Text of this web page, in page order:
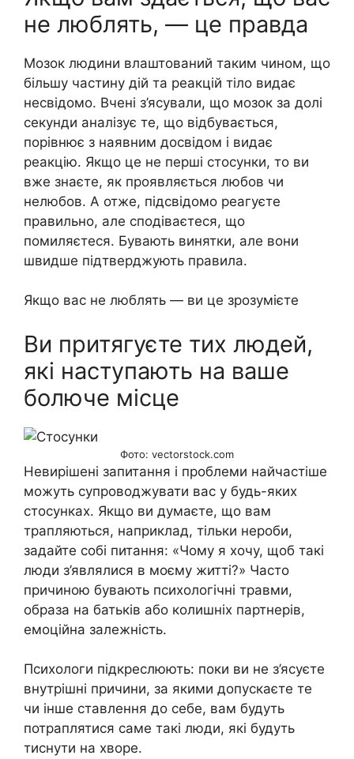
не люблять, — це правда
Мозок людини влаштований таким чином, що
більшу частину дій та реакцій тіло видає
несвідомо. Вчені з’ясували, що мозок за долі
секунди аналізує те, що відбувається,
порівнює з наявним досвідом і видає
реакцію. Якщо це не перші стосунки, то ви
вже знаєте, як проявляється любов чи
нелюбов. А отже, підсвідомо реагуєте
правильно, але сподіваєтеся, що
помиляєтеся. Бувають винятки, але вони
швидше підтверджують правила.
Якщо вас не люблять — ви це зрозумієте
Ви притягуєте тих людей,
які наступають на ваше
болюче місце
Фото: vectorstock.com
Невирішені запитання і проблеми найчастіше
можуть супроводжувати вас у будь-яких
стосунках. Якщо ви думаєте, що вам
трапляються, наприклад, тільки нероби,
задайте собі питання: «Чому я хочу, щоб такі
люди з’являлися в моєму житті?» Часто
причиною бувають психологічні травми,
образа на батьків або колишніх партнерів,
емоційна залежність.
Психологи підкреслюють: поки ви не з’ясуєте
внутрішні причини, за якими допускаєте те
чи інше ставлення до себе, вам будуть
потраплятися саме такі люди, які будуть
тиснути на хворе.